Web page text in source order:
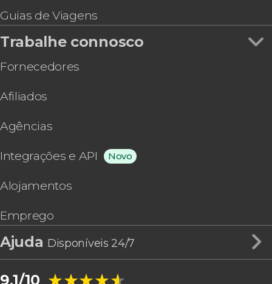
Guias de Viagens
Trabalhe connosco
Fornecedores
Afiliados
Agências
Integrações e API Novo
Alojamentos
Emprego
Ajuda Disponíveis 24/7
9,1/10